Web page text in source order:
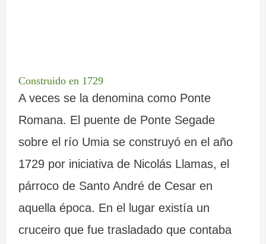
Construido en 1729
A veces se la denomina como Ponte
Romana. El puente de Ponte Segade
sobre el río Umia se construyó en el año
1729 por iniciativa de Nicolás Llamas, el
párroco de Santo André de Cesar en
aquella época. En el lugar existía un
cruceiro que fue trasladado que contaba